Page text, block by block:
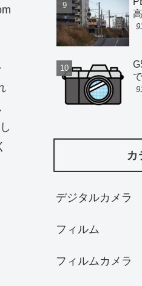
カ
デジタルカメラ
フィルム
フィルムカメラ